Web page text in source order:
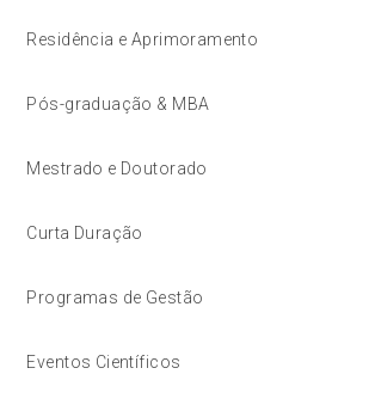
Residência e Aprimoramento
Pós-graduação & MBA
Mestrado e Doutorado
Curta Duração
Programas de Gestão
Eventos Científicos